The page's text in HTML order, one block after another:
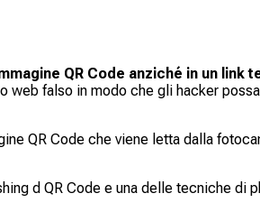
QR Code anziché in un link
falso in modo che gli hacker
QR Code che viene letta dalla
d QR Code e una delle tecniche di